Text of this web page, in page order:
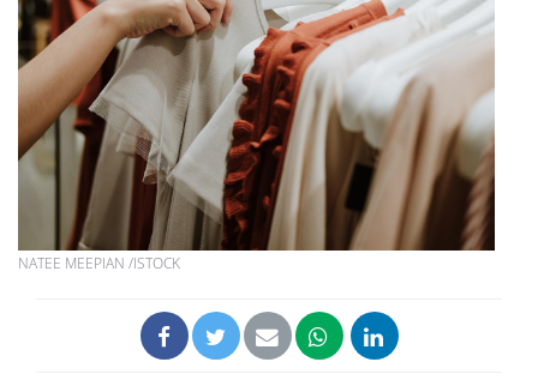
NATEE MEEPIAN /ISTOCK